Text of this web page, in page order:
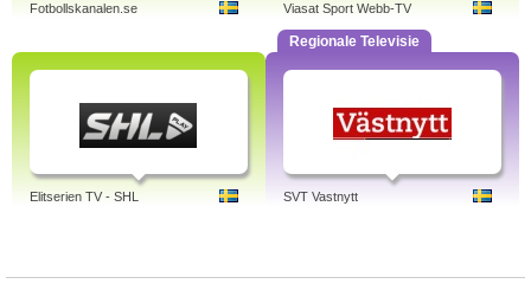
Fotbollskanalen.se Viasat Sport Webb-TV
Elitserien TV - SHL
Regionale Televisie
SVT Vastnytt